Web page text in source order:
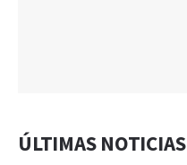
ÚLTIMAS NOTICIAS